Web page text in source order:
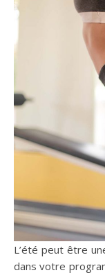
L’été peut être
dans votre